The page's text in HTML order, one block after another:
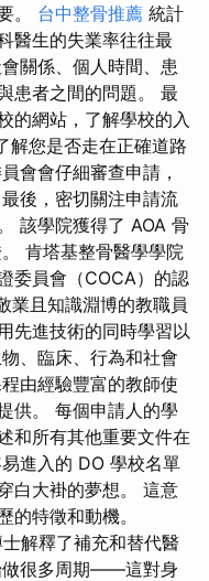
。 台中整骨推薦 統計
醫生的失業率往往最
關係、個人時間、患
患者之間的問題。 最
的網站，了解學校的入
解您是否走在正確道路
會會仔細審查申請，
後，密切關注申請流
該學院獲得了 AOA 骨
肯塔基整骨醫學學院
委員會（COCA）的認
業且知識淵博的教職員
先進技術的同時學習以
、臨床、行為和社會
由經驗豐富的教師使
供。 每個申請人的學
和所有其他重要文件在
進入的 DO 學校名單
白大褂的夢想。 這意
的特徵和動機。
解釋了補充和替代醫
做很多周期——這對身